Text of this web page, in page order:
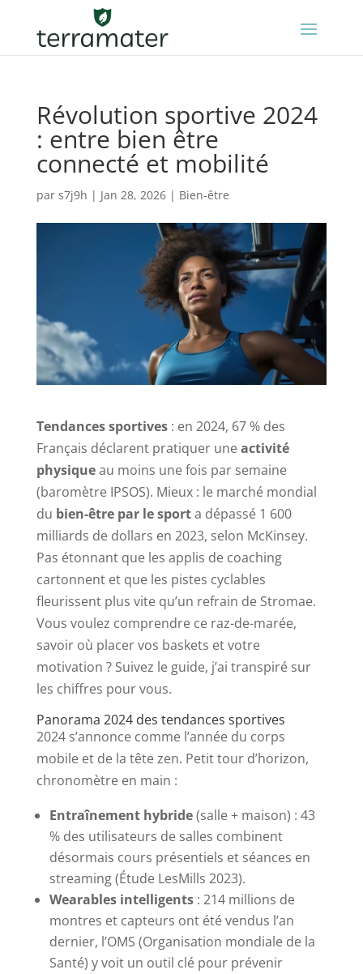
Révolution sportive 2024
: entre bien être
connecté et mobilité
par s7j9h | Jan 28, 2026| Bien-être
Tendances sportives: en 2024, 67 % des
Français déclarent pratiquer uneactivité
physiqueau moins une fois par semaine
(baromètre IPSOS). Mieux : le marché mondial
du bien-être par le sporta dépassé 1 600
milliards de dollars en 2023, selon McKinsey.
Pas étonnant que les applis de coaching
cartonnent et que les pistes cyclables
fleurissent plus vite qu’un refrain de Stromae.
Vous voulez comprendre ce raz-de-marée,
savoir où placer vos baskets et votre
motivation ? Suivez le guide, j’ai transpiré sur
les chiffres pour vous.
Panorama 2024 des tendances sportives
2024 s’annonce comme l’année du corps
mobile et de la tête zen. Petit tour d’horizon,
chronomètre en main :
Entraînement hybride(salle + maison) : 43
% des utilisateurs de salles combinent
désormais cours présentiels et séances en
streaming (Étude LesMills 2023).
Wearables intelligents: 214 millions de
montres et capteurs ont été vendus l’an
dernier, l’OMS (Organisation mondiale de la
Santé) y voit un outil clé pour prévenir